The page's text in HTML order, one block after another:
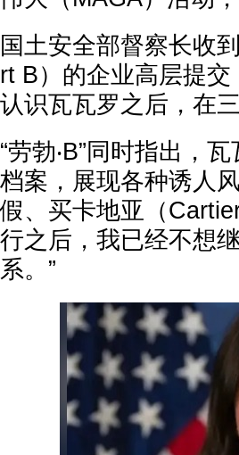
国土安全部督察长收
rt B）的企业高层提
认识瓦瓦罗之后，在
“劳勃‧B”同时指出，
档案，展现各种诱人
假、买卡地亚（
行之后，我已经不想
系。”